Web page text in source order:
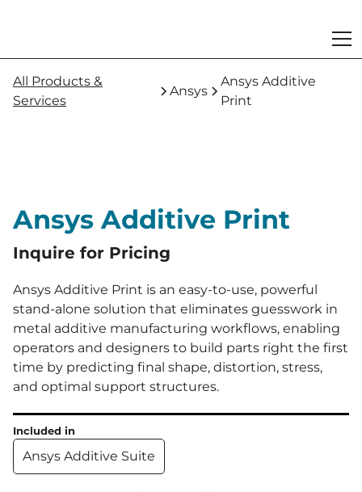
All Products &
Services
Ansys
Ansys Additive
Print
Ansys Additive Print
Inquire for Pricing
Ansys Additive Print is an easy-to-use, powerful
stand-alone solution that eliminates guesswork in
metal additive manufacturing workflows, enabling
operators and designers to build parts right the first
time by predicting final shape, distortion, stress,
and optimal support structures.
Included in
Ansys Additive Suite